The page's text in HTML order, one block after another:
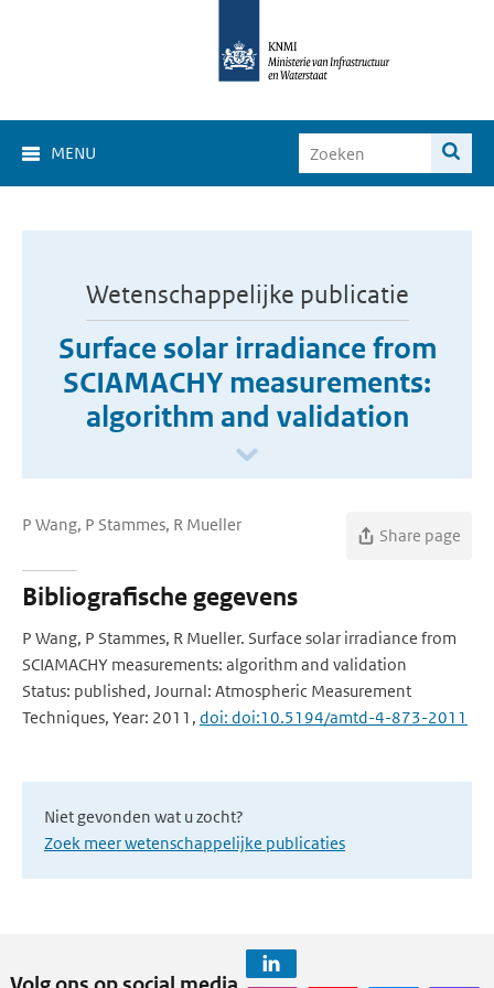
MENU
Wetenschappelijke publicatie
Surface solar irradiance from
SCIAMACHY measurements:
algorithm and validation
P Wang, P Stammes, R Mueller
Share page
Bibliografische gegevens
P Wang, P Stammes, R Mueller. Surface solar irradiance from
SCIAMACHY measurements: algorithm and validation
Status: published, Journal: Atmospheric Measurement
Techniques, Year: 2011, doi: doi:10.5194/amtd-4-873-2011
Niet gevonden wat u zocht?
Zoek meer wetenschappelijke publicaties